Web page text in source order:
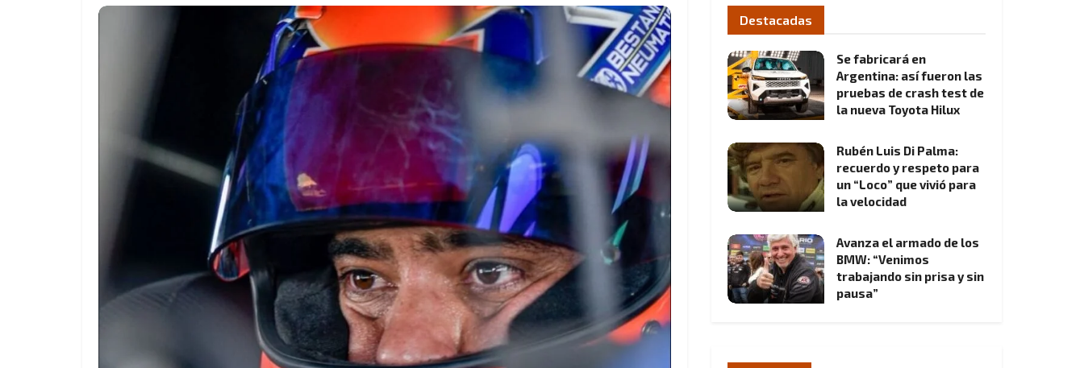
Destacadas
Se fabricará en
Argentina: así fueron las
pruebas de crash test de
la nueva Toyota Hilux
Rubén Luis Di Palma:
recuerdo y respeto para
un “Loco” que vivió para
la velocidad
Avanza el armado de los
BMW: “Venimos
trabajando sin prisa y sin
pausa”